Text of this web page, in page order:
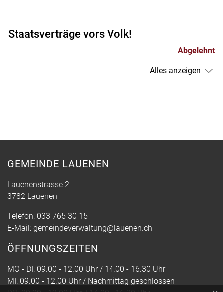
Staatsverträge vors Volk!
Abgelehnt
Alles anzeigen
GEMEINDE LAUENEN
Lauenenstrasse 2
3782 Lauenen
Telefon: 033 765 30 15
E-Mail: gemeindeverwaltung@lauenen.ch
ÖFFNUNGSZEITEN
MO - DI: 09.00 - 12.00 Uhr / 14.00 - 16.30 Uhr
MI: 09.00 - 12.00 Uhr / Nachmittag geschlossen